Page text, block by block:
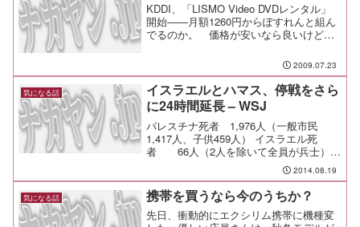
KDDI、「LISMO Video DVDレンタル」
開始――月額1260円からぽすれんと組ん
でるのか。 価格が安いなら良いけど、
2009.07.23
気になる話
イスラエルとハマス、停戦をさら
に24時間延長 – WSJ
パレスチナ死者 1,976人（一般市民
1,417人、子供459人） イスラエル死
者 66人（2人を除いて全員が兵士）ガ
ザ人口の0.1%が殺されたんだね。あまり
にも一方的過ぎる。特に、500の輝く未来
が失われているなんて本当に悲しい。
乳...
2014.08.19
気になる話 携帯を買うなら今のうちか？
先日、衝動的にエクシリム携帯に機種変